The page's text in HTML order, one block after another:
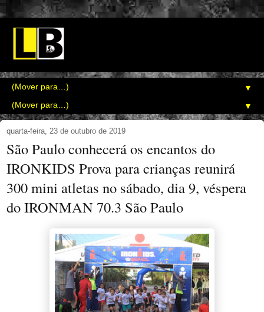
▼
▼
quarta-feira, 23 de outubro de 2019
São Paulo conhecerá os encantos do
IRONKIDS Prova para crianças reunirá
300 mini atletas no sábado, dia 9, véspera
do IRONMAN 70.3 São Paulo